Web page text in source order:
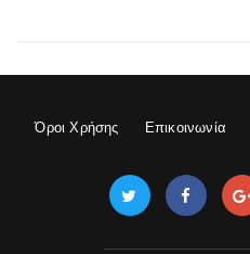
Όροι Χρήσης Επικοινωνία